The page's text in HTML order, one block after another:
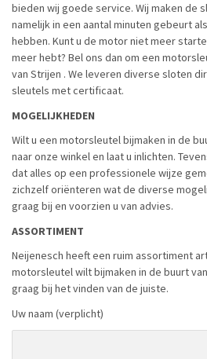
bieden wij goede service. Wij maken de
namelijk in een aantal minuten gebeurt
hebben. Kunt u de motor niet meer
meer hebt? Bel ons dan om een
van Strijen . We leveren diverse sloten
sleutels met certificaat.
MOGELIJKHEDEN
Wilt u een motorsleutel bijmaken in de
naar onze winkel en laat u inlichten.
dat alles op een professionele wijze
zichzelf oriënteren wat de diverse
graag bij en voorzien u van advies.
ASSORTIMENT
Neijenesch heeft een ruim assortiment
motorsleutel wilt bijmaken in de buurt
graag bij het vinden van de juiste.
Uw naam (verplicht)